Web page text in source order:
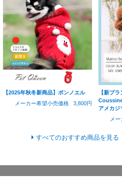
【2025年秋冬新商品】ボンノエル
メーカー希望小売価格
3,800円
【新ブ
アメカジ
メ
すべてのおすすめ商品を見る